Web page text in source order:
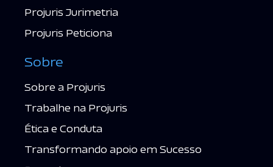
Projuris Jurimetria
Projuris Peticiona
Sobre
Sobre a Projuris
Trabalhe na Projuris
Ética e Conduta
Transformando apoio em Sucesso